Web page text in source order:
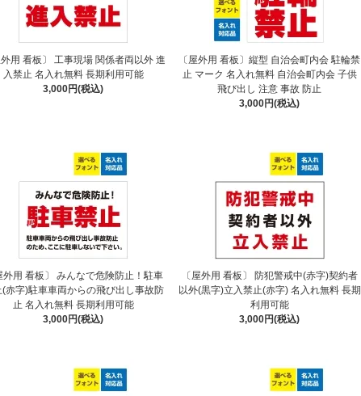
用 看板〕 工事現場 関係者両以外 進
入禁止 名入れ無料 長期利用可能
3,000円(税込)
〔屋外用 看板〕縦型 自治会町内会 駐輪禁
止 マーク 名入れ無料 自治会町内会 子供
飛び出し 注意 事故 防止
3,000円(税込)
外用 看板〕 みんなで危険防止！駐車
(赤字)駐車車両からの飛び出し事故防
止 名入れ無料 長期利用可能
3,000円(税込)
〔屋外用 看板〕 防犯警戒中(赤字)契約者
以外(黒字)立入禁止(赤字) 名入れ無料 長期
利用可能
3,000円(税込)